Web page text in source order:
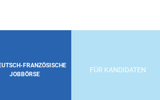
FRANZÖSISCHE
JOBBÖRSE
FÜR KANDIDATEN